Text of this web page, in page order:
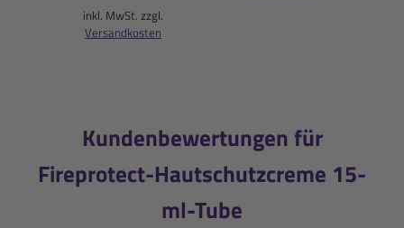
inkl. MwSt. zzgl.
Versandkosten
Kundenbewertungen für
Fireprotect-Hautschutzcreme 15-
ml-Tube